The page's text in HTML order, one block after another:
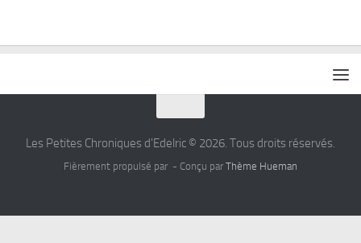
Les Petites Chroniques d'Edelric © 2026. Tous droits réservés.
Fièrement propulsé par - Conçu par Thème Hueman